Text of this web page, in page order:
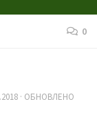
0
· ОБНОВЛЕНО